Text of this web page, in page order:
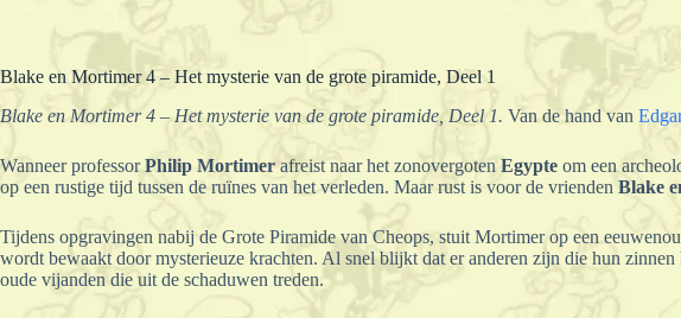
Blake en Mortimer 4 – Het mysterie van de grote piramide, Deel 1
Blake en Mortimer 4 – Het mysterie van de grote piramide, Deel 1. Van de hand van
Wanneer professorPhilip Mortimer afreist naar het zonovergoten Egypte om een
op een rustige tijd tussen de ruïnes van het verleden. Maar rust is voor de vrienden Blake
Tijdens opgravingen nabij de Grote Piramide van Cheops, stuit Mortimer op een
wordt bewaakt door mysterieuze krachten. Al snel blijkt dat er anderen zijn die hun
oude vijanden die uit de schaduwen treden.